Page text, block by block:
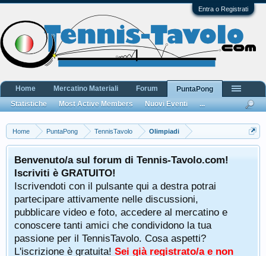
Entra o Registrati
Home PuntaPong TennisTavolo Olimpiadi
Benvenuto/a sul forum di Tennis-Tavolo.com!
Iscriviti è GRATUITO!
Iscrivendoti con il pulsante qui a destra potrai
partecipare attivamente nelle discussioni,
pubblicare video e foto, accedere al mercatino e
conoscere tanti amici che condividono la tua
passione per il TennisTavolo. Cosa aspetti?
L'iscrizione è gratuita! Sei già registrato/a e non
Home Mercatino Materiali Forum
PuntaPong
Statistiche
Most Active Members Nuovi Eventi ...